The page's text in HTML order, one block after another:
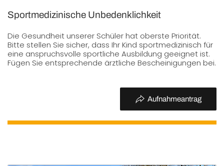
Sportmedizinische Unbedenklichkeit
Die Gesundheit unserer Schüler hat oberste Priorität.
Bitte stellen Sie sicher, dass Ihr Kind sportmedizinisch für
eine anspruchsvolle sportliche Ausbildung geeignet ist.
Fügen Sie entsprechende ärztliche Bescheinigungen bei.
Aufnahmeantrag